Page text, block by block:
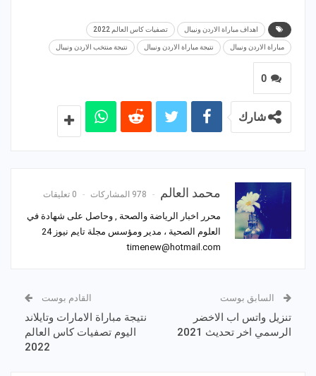
اهداف مباراة الاردن ونيبال تصفيات كاس العالم 2022
مباراة الاردن ونيبال نتيجة مباراة الاردن ونيبال نتيجة منتخب الاردن ونيبال
0
شارك
محمد العالم 978 المشاركات 0 تعليقات
محرر اخبار الرياضة والصحة , وحاصل على شهادة في
العلوم الصحية ، مدير ومؤسس مجلة تايم نيوز 24
timenew@hotmail.com
السابق بوست
تنزيل واتس اب الاخضر
الرسمي اخر تحديث 2021
القادم بوست
نتيجة مباراة الامارات وتايلاند
اليوم تصفيات كاس العالم
2022